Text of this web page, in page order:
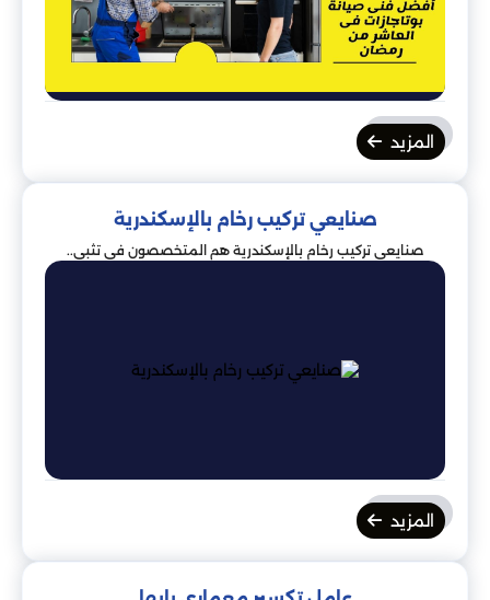
المزيد
صنايعي تركيب رخام بالإسكندرية
صنايعي تركيب رخام بالإسكندرية هم المتخصصون في تثبي..
المزيد